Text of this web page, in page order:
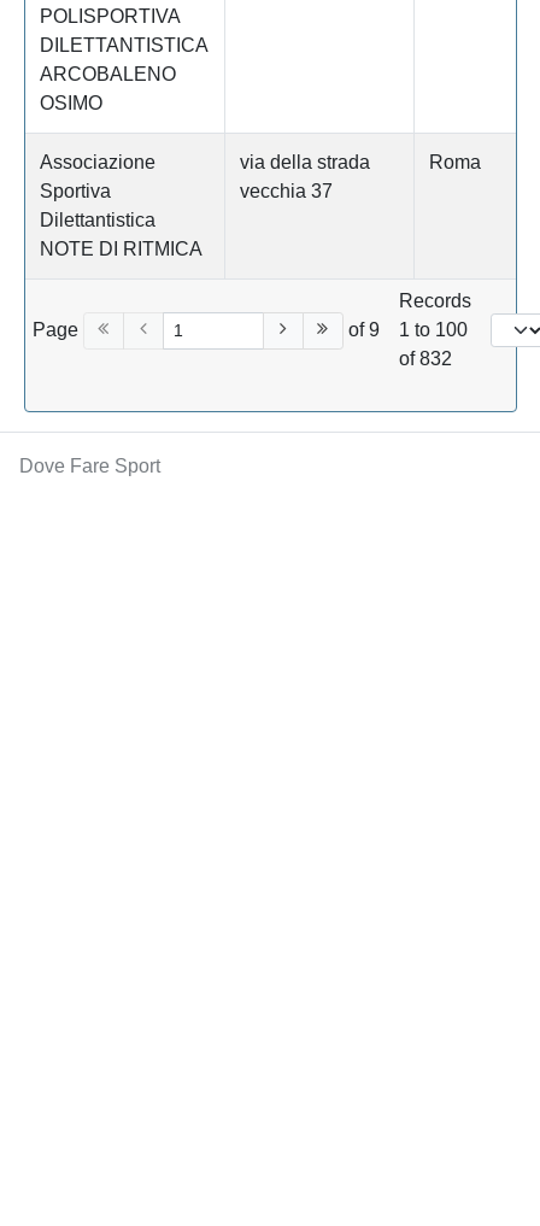
POLISPORTIVA
DILETTANTISTICA
ARCOBALENO
OSIMO
Associazione
Sportiva
Dilettantistica
NOTE DI RITMICA
via della strada
vecchia 37
Roma
Page of 9
Records
1 to 100
of 832
Dove Fare Sport